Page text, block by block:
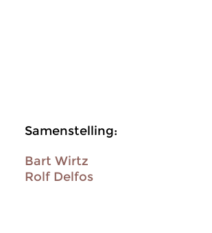
Samenstelling:
Bart Wirtz
Rolf Delfos